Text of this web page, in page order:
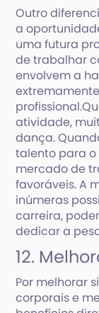
Outro
a
uma futura
de trabalhar
envolvem a
atividade,
dança.
talento para o
mercado de
favoráveis. A
inúmeras
carreira,
dedicar a
12.
Por melhorar
corporais e